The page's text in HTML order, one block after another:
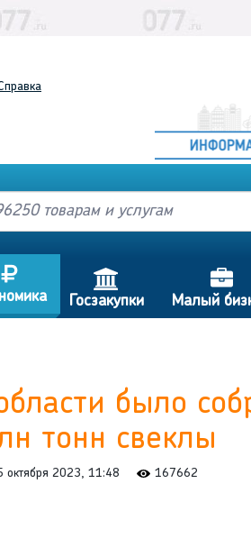
j h
Госзакупки
d
Малый
было
тонн свеклы
октября 2023, 11:48 167662